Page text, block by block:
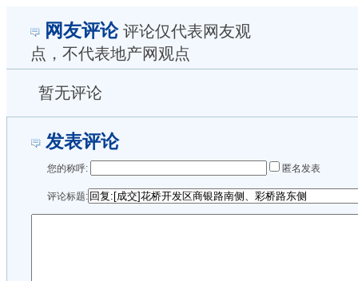
网友评论评论仅代表网友观
点，不代表地产网观点
暂无评论
发表评论
您的称呼: 匿名发表
评论标题: